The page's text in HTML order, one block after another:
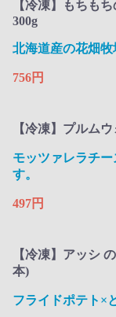
【冷凍】もちも
300g
北海道産の花畑
756円
【冷凍】プルム
モッツァレラチ
す。
497円
【冷凍】アッシ
本)
フライドポテト×